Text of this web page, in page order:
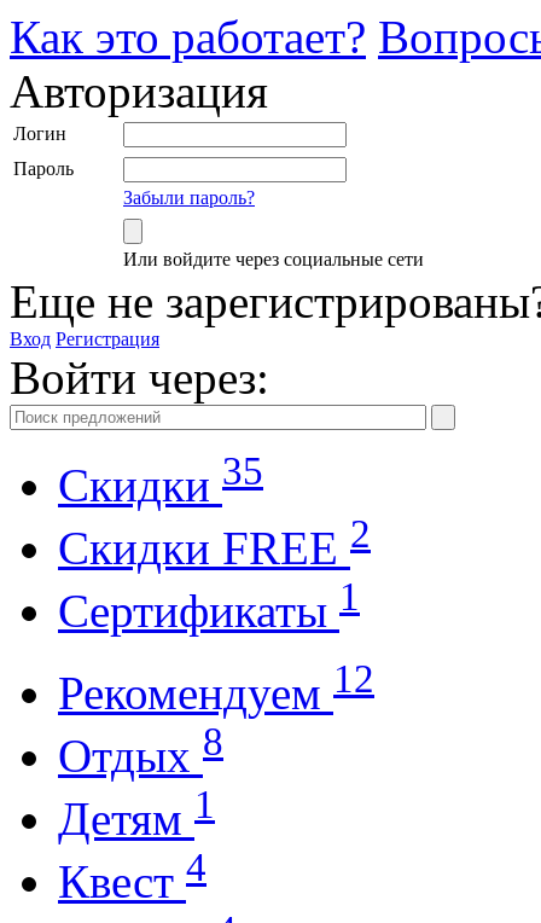
Как это работает?
Авторизация
Логин
Пароль
Забыли пароль?
Или войдите через социальные сети
Еще не
Вход Регистрация
Войти через:
Скидки 35
Cкидки FREE 2
Cертификаты 1
Рекомендуем 12
Отдых 8
Детям 1
Квест 4